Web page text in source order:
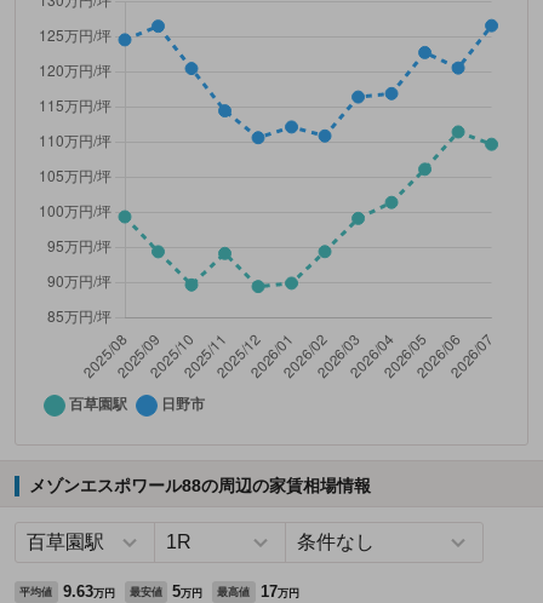
メゾンエスポワール88の周辺の家賃相場情報
平均値 9.63万円 最安値 5万円 最高値 17万円